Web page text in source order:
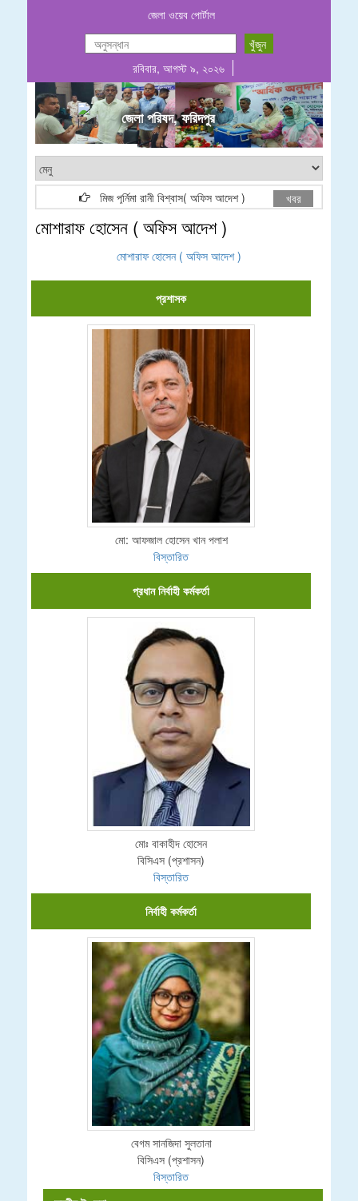
জেলা ওয়েব পোর্টাল
রবিবার, আগস্ট ৯, ২০২৬
জেলা পরিষদ, ফরিদপুর
মিজ পূর্নিমা রানী বিশ্বাস( অফিস আদেশ ) E-Tender
খবর
মোশারাফ হোসেন ( অফিস আদেশ )
মোশারাফ হোসেন ( অফিস আদেশ )
প্রশাসক
মো: আফজাল হোসেন খান পলাশ
বিস্তারিত
প্রধান নির্বাহী কর্মকর্তা
মোঃ বাকাহীদ হোসেন
বিসিএস (প্রশাসন)
বিস্তারিত
নির্বাহী কর্মকর্তা
বেগম সানজিদা সুলতানা
বিসিএস (প্রশাসন)
বিস্তারিত